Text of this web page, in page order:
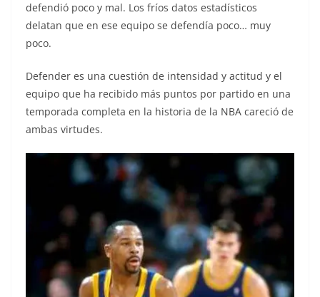
defendió poco y mal. Los fríos datos estadísticos
delatan que en ese equipo se defendía poco… muy
poco.
Defender es una cuestión de intensidad y actitud y el
equipo que ha recibido más puntos por partido en una
temporada completa en la historia de la NBA careció de
ambas virtudes.